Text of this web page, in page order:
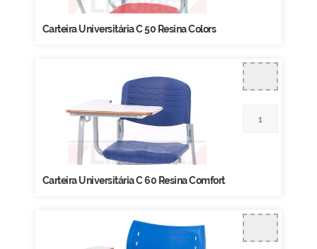
Carteira Universitária C 50 Resina Colors
Carteira Universitária C 60 Resina Comfort